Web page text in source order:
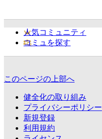
人気コミュニティ
コミュを探す
このページの上部へ
健全化の取り組み
プライバシーポリシー
新規登録
利用規約